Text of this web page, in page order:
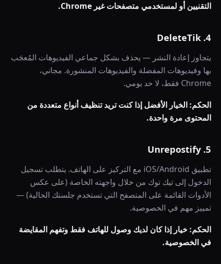
التقنيين أو لمستخدمي متصفحات غير Chrome.
4. DeleteTik
يتجاوز إعادة النشر — يحذف بشكل جماعي الفيديوهات المُعجَب
بها وفيديوهات المفضلة والفيديوهات المنشورة. مجاني،
Chrome فقط، لا حد يومي.
الحكم: الخيار الأفضل إذا كنت تريد تنظيف أنواع متعددة من
المحتوى مرة واحدة.
5. Unrepostify
تطبيق iOS/Android مع التركيز على الهاتف. يتطلب تسجيل
الدخول إلى تيك توك من خلال واجهته الخاصة (على عكس
الأدوات القائمة على المتصفح التي تستخدم جلستك الحالية) —
تمييز مهم في الخصوصية.
الحكم: خيار إذا كان لديك وصول للهاتف فقط وتفهم المقايضة
في الخصوصية.